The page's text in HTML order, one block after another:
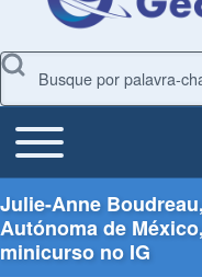
Search
Main Menu
Toggle main menu
Julie-Anne
Autónoma de
minicurso no IG